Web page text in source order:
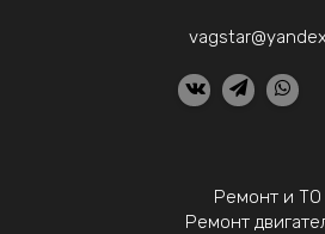
Ремонт и ТО
Ремонт